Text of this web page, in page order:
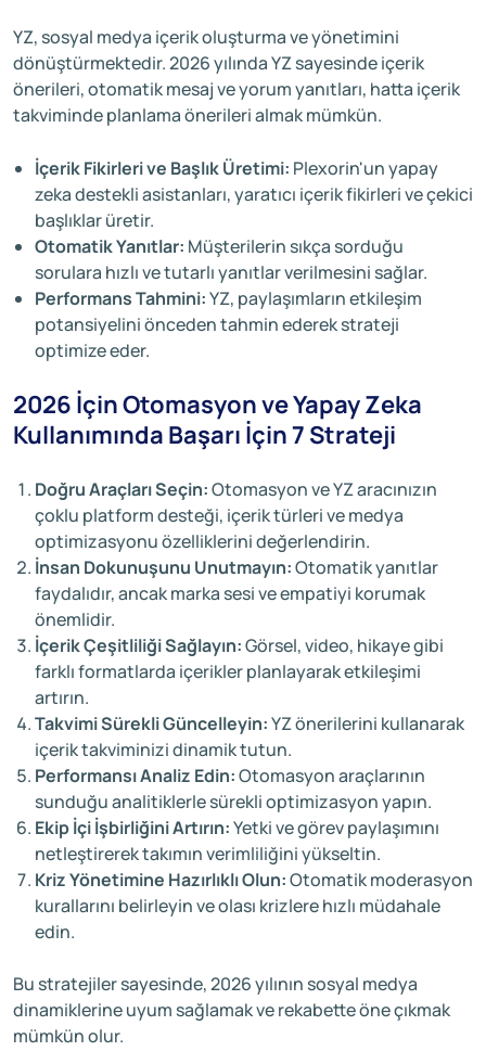
YZ, sosyal medya içerik oluşturma ve yönetimini
dönüştürmektedir. 2026 yılında YZ sayesinde içerik
önerileri, otomatik mesaj ve yorum yanıtları, hatta içerik
takviminde planlama önerileri almak mümkün.
İçerik Fikirleri ve Başlık Üretimi: Plexorin'un yapay
zeka destekli asistanları, yaratıcı içerik fikirleri ve çekici
başlıklar üretir.
Otomatik Yanıtlar: Müşterilerin sıkça sorduğu
sorulara hızlı ve tutarlı yanıtlar verilmesini sağlar.
Performans Tahmini:YZ, paylaşımların etkileşim
potansiyelini önceden tahmin ederek strateji
optimize eder.
2026 İçin Otomasyon ve Yapay Zeka
Kullanımında Başarı İçin 7 Strateji
Doğru Araçları Seçin:Otomasyon ve YZ aracınızın
çoklu platform desteği, içerik türleri ve medya
optimizasyonu özelliklerini değerlendirin.
İnsan Dokunuşunu Unutmayın:Otomatik yanıtlar
faydalıdır, ancak marka sesi ve empatiyi korumak
önemlidir.
İçerik Çeşitliliği Sağlayın:Görsel, video, hikaye gibi
farklı formatlarda içerikler planlayarak etkileşimi
artırın.
Takvimi Sürekli Güncelleyin:YZ önerilerini kullanarak
içerik takviminizi dinamik tutun.
Performansı Analiz Edin:Otomasyon araçlarının
sunduğu analitiklerle sürekli optimizasyon yapın.
Ekip İçi İşbirliğini Artırın:Yetki ve görev paylaşımını
netleştirerek takımın verimliliğini yükseltin.
Kriz Yönetimine Hazırlıklı Olun:Otomatik moderasyon
kurallarını belirleyin ve olası krizlere hızlı müdahale
edin.
Bu stratejiler sayesinde, 2026 yılının sosyal medya
dinamiklerine uyum sağlamak ve rekabette öne çıkmak
mümkün olur.